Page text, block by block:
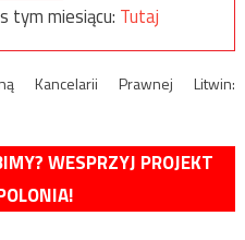
tym miesiącu: Tutaj
Kancelarii Prawnej Litwin:
WESPRZYJ PROJEKT